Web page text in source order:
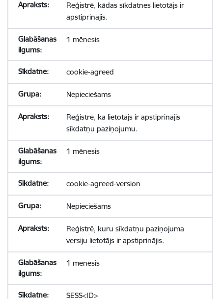
Reģistrē, kādas sīkdatnes lietotājs ir
apstiprinājis.
1 mēnesis
cookie-agreed
Nepieciešams
Reģistrē, ka lietotājs ir apstiprinājis
sīkdatņu paziņojumu.
1 mēnesis
cookie-agreed-version
Nepieciešams
Reģistrē, kuru sīkdatņu paziņojuma
versiju lietotājs ir apstiprinājis.
1 mēnesis
SESS<ID>